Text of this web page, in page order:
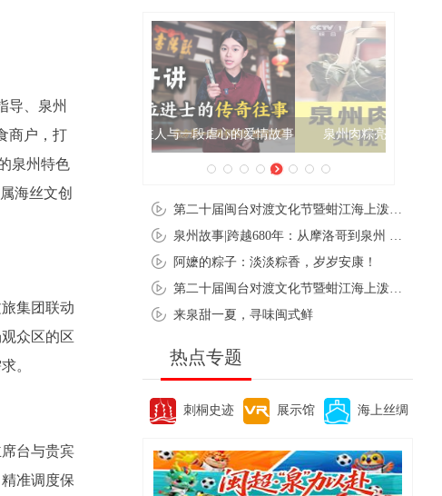
导、泉州
商户，打
泉州特色
海丝文创
集团联动
众区的区
。
台与贵宾
准调度保
泉州肉粽亮相央视《新闻联播》
阿嬷的粽子：淡淡粽香，岁岁安康！
来泉甜一夏，寻味闽式鲜
热点专题
刺桐史迹 展示馆 海上丝绸